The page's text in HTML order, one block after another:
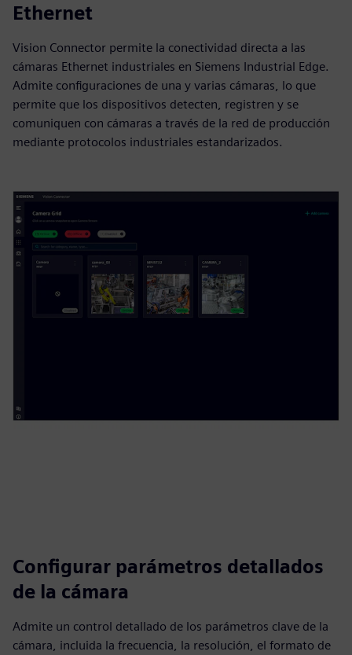
Ethernet
Vision Connector permite la conectividad directa a las
cámaras Ethernet industriales en Siemens Industrial Edge.
Admite configuraciones de una y varias cámaras, lo que
permite que los dispositivos detecten, registren y se
comuniquen con cámaras a través de la red de producción
mediante protocolos industriales estandarizados.
Configurar parámetros detallados
de la cámara
Admite un control detallado de los parámetros clave de la
cámara, incluida la frecuencia, la resolución, el formato de